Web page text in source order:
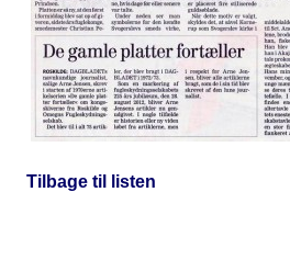
Tilbage til listen